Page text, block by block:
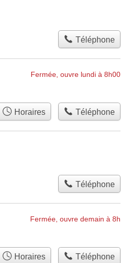
Téléphone
Fermée, ouvre lundi à 8h00
Horaires Téléphone
Téléphone
Fermée, ouvre demain à 8h
Horaires Téléphone